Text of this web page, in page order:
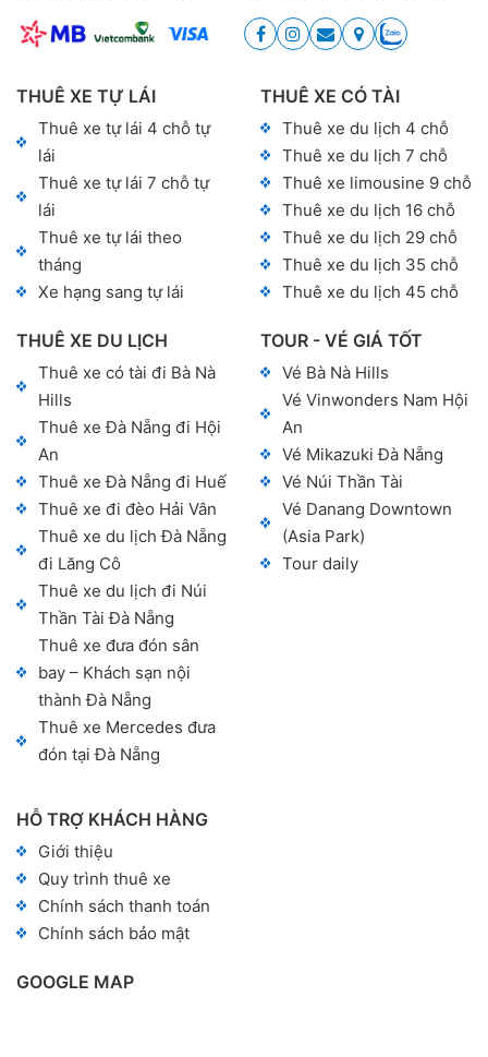
THUÊ XE TỰ LÁI
Thuê xe tự lái 4 chỗ tự
lái
Thuê xe tự lái 7 chỗ tự
lái
Thuê xe tự lái theo
tháng
Xe hạng sang tự lái
THUÊ XE DU LỊCH
Thuê xe có tài đi Bà Nà
Hills
Thuê xe Đà Nẵng đi Hội
An
Thuê xe Đà Nẵng đi Huế
Thuê xe đi đèo Hải Vân
Thuê xe du lịch Đà Nẵng
đi Lăng Cô
Thuê xe du lịch đi Núi
Thần Tài Đà Nẵng
Thuê xe đưa đón sân
bay – Khách sạn nội
thành Đà Nẵng
Thuê xe Mercedes đưa
đón tại Đà Nẵng
THUÊ XE CÓ TÀI
Thuê xe du lịch 4 chỗ
Thuê xe du lịch 7 chỗ
Thuê xe limousine 9 chỗ
Thuê xe du lịch 16 chỗ
Thuê xe du lịch 29 chỗ
Thuê xe du lịch 35 chỗ
Thuê xe du lịch 45 chỗ
TOUR - VÉ GIÁ TỐT
Vé Bà Nà Hills
Vé Vinwonders Nam Hội
An
Vé Mikazuki Đà Nẵng
Vé Núi Thần Tài
Vé Danang Downtown
(Asia Park)
Tour daily
GOOGLE MAP
HỖ TRỢ KHÁCH HÀNG
Giới thiệu
Quy trình thuê xe
Chính sách thanh toán
Chính sách bảo mật